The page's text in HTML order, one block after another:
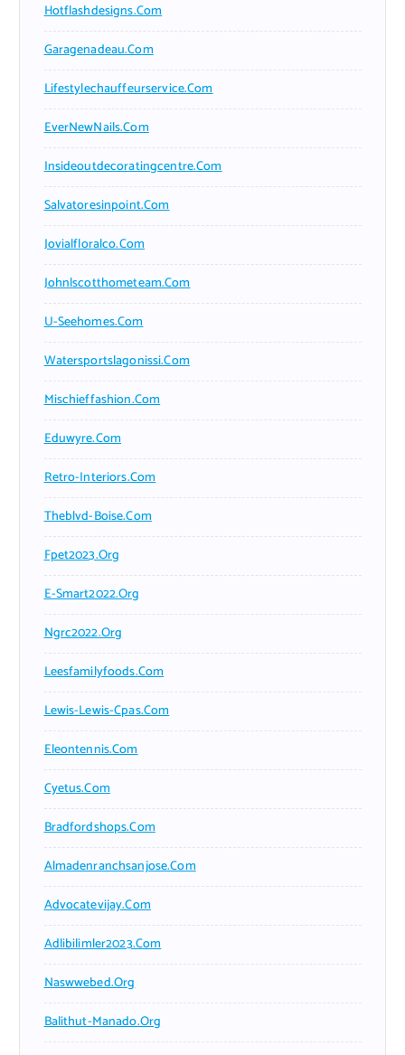
Hotflashdesigns.com
Garagenadeau.com
Lifestylechauffeurservice.com
EverNewNails.com
Insideoutdecoratingcentre.com
Salvatoresinpoint.com
Jovialfloralco.com
Johnlscotthometeam.com
U-Seehomes.com
Watersportslagonissi.com
Mischieffashion.com
Eduwyre.com
Retro-Interiors.com
Theblvd-Boise.com
Fpet2023.org
E-Smart2022.org
Ngrc2022.org
Leesfamilyfoods.com
Lewis-Lewis-Cpas.com
Eleontennis.com
Cyetus.com
Bradfordshops.com
Almadenranchsanjose.com
Advocatevijay.com
Adlibilimler2023.com
Naswwebed.org
Balithut-Manado.org